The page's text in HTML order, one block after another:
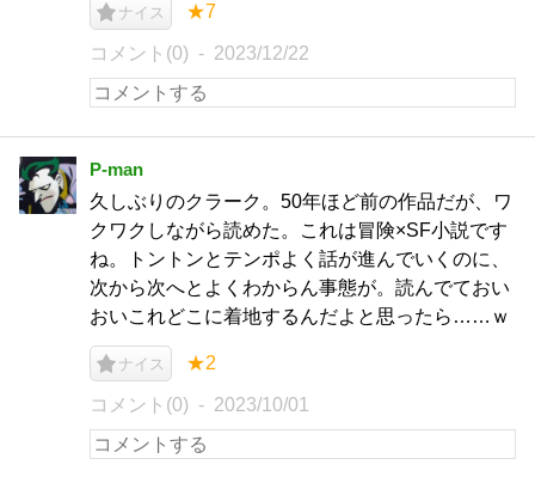
ナイス ★7
コメント(0) 2023/12/22
P-man
久しぶりのクラーク。50年ほど前の作品だが、ワ
クワクしながら読めた。これは冒険×SF小説です
ね。トントンとテンポよく話が進んでいくのに、
次から次へとよくわからん事態が。読んでておい
おいこれどこに着地するんだよと思ったら……ｗ
ナイス ★2
コメント(0) 2023/10/01